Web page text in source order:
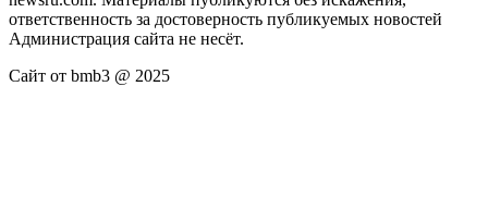
ответственность за достоверность публикуемых новостей
Администрация сайта не несёт.
Сайт от bmb3 @ 2025